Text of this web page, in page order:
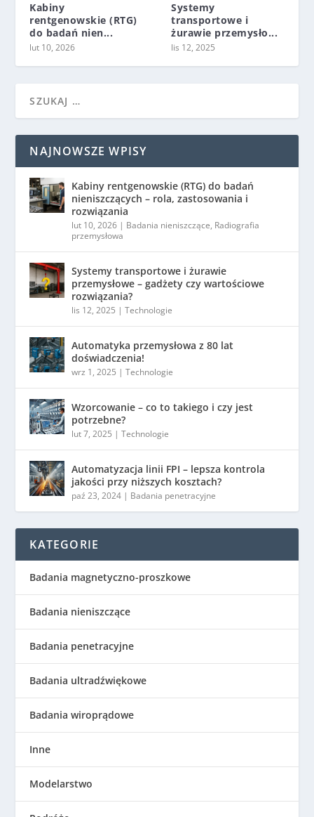
Kabiny
rentgenowskie (RTG)
do badań nien...
lut 10, 2026
Systemy
transportowe i
żurawie przemysło...
lis 12, 2025
NAJNOWSZE WPISY
Kabiny rentgenowskie (RTG) do badań
nieniszczących – rola, zastosowania i
rozwiązania
lut 10, 2026 | Badania nieniszczące, Radiografia
przemysłowa
Systemy transportowe i żurawie
przemysłowe – gadżety czy wartościowe
rozwiązania?
lis 12, 2025 |Technologie
Automatyka przemysłowa z 80 lat
doświadczenia!
wrz 1, 2025 |Technologie
Wzorcowanie – co to takiego i czy jest
potrzebne?
lut 7, 2025 |Technologie
Automatyzacja linii FPI – lepsza kontrola
jakości przy niższych kosztach?
paź 23, 2024 | Badania penetracyjne
KATEGORIE
Badania magnetyczno-proszkowe
Badania nieniszczące
Badania penetracyjne
Badania ultradźwiękowe
Badania wiroprądowe
Inne
Modelarstwo